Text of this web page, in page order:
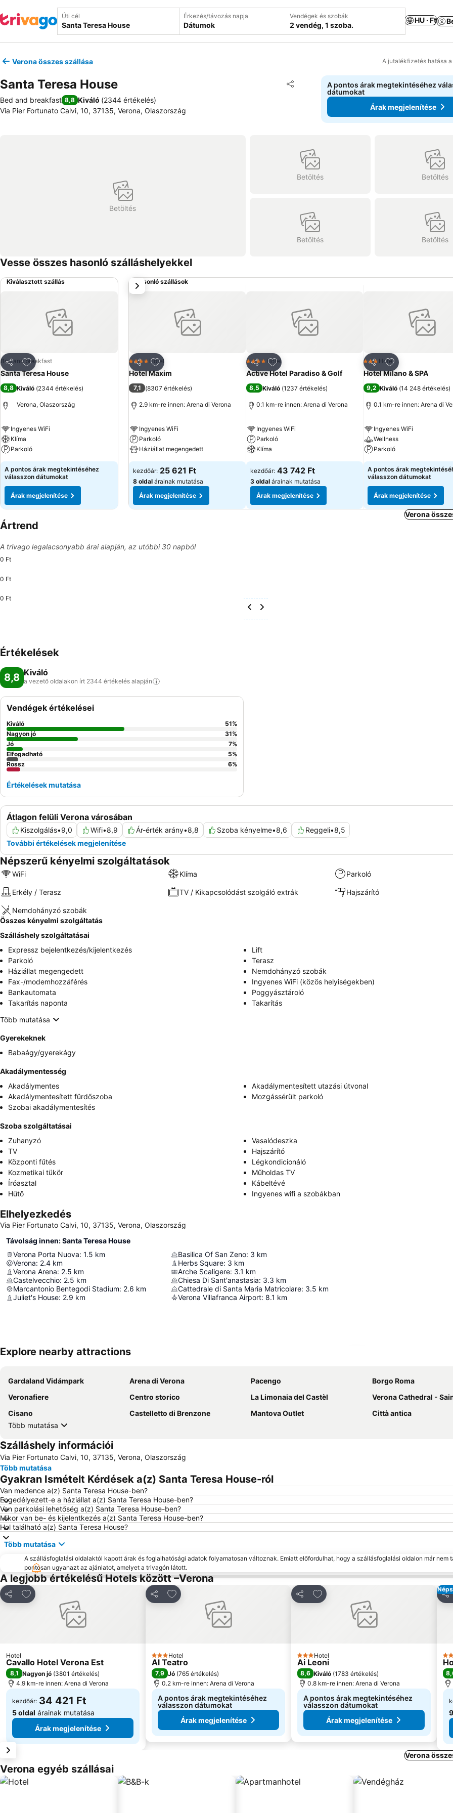
Úti cél Érkezés/távozás napja
Dátumok
Vendégek és szobák
2 vendég, 1 szoba.
HU · Ft
Verona összes szállása A jutalékfizetés hatása
Santa Teresa House Megosztás
Hozzáadás a kedvencekhez
Bed and breakfast 8,8 Kiváló (2344 értékelés)
Via Pier Fortunato Calvi, 10, 37135, Verona, Olaszország
A pontos árak megtekintéséhez
dátumokat
Árak megjelenítése
Betöltés
Betöltés Betöltés
Betöltés Betöltés
Vesse összes hasonló szálláshelyekkel
Kiválasztott szállás
Megosztás
Hozzáadás a kedvencekhez
Bed and breakfast
Santa Teresa House
8,8 Kiváló (2344 értékelés)
Verona, Olaszország
Ingyenes WiFi
Klíma
Parkoló
A pontos árak megtekintéséhez
válasszon dátumokat
Árak megjelenítése
Hasonló szállások
Megosztás
Hozzáadás a kedvencekhez
4 Kategória
Hotel
Hotel Maxim
7,1 (8307 értékelés)
2.9 km-re innen: Arena di Verona
Ingyenes WiFi
Parkoló
Háziállat megengedett
kezdőár: 25 621 Ft
8 oldal árainak mutatása
Árak megjelenítése
Megosztás
Hozzáadás a kedvencekhez
4 Kategória
Hotel
Active Hotel Paradiso & Golf
8,5 Kiváló (1237 értékelés)
0.1 km-re innen: Arena di Verona
Ingyenes WiFi
Parkoló
Klíma
kezdőár: 43 742 Ft
3 oldal árainak mutatása
Árak megjelenítése
Megosztás
Hozzáadás a
3 Kategória
Hotel
Hotel Milano & SPA
9,2 Kiváló (14 248 értékelés)
0.1 km-re innen: Arena di
Ingyenes WiFi
Wellness
Parkoló
A pontos árak
válasszon dátumokat
Árak megjelenítése
következő
Verona
Ártrend
A trivago legalacsonyabb árai alapján, az utóbbi 30 napból
0 Ft
0 Ft
0 Ft
Értékelések
8,8 Kiváló
a vezető oldalakon írt 2344 értékelés alapján
Átlagon felüli Verona városában
Kiszolgálás•9,0 Wifi•8,9 Ár-érték arány•8,8 Szoba kényelme•8,6 Reggeli•8,5
További értékelések megjelenítése
Vendégek értékelései
Kiváló 51%
Nagyon jó
31%
Jó
7%
Elfogadható
5%
Rossz
6%
Értékelések mutatása
Népszerű kényelmi szolgáltatások
WiFi Klíma Parkoló
Erkély / Terasz TV / Kikapcsolódást szolgáló extrák Hajszárító
Nemdohányzó szobák
Összes kényelmi szolgáltatás
Szálláshely szolgáltatásai
Expressz bejelentkezés/kijelentkezés
Lift
Parkoló
Terasz
Háziállat megengedett
Nemdohányzó szobák
Fax-/modemhozzáférés
Ingyenes WiFi (közös helyiségekben)
Bankautomata
Poggyásztároló
Takarítás naponta
Takarítás
Több mutatása
Gyerekeknek
Babaágy/gyerekágy
Akadálymentesség
Akadálymentes
Akadálymentesített utazási útvonal
Akadálymentesített fürdőszoba
Mozgássérült parkoló
Szobai akadálymentesítés
Szoba szolgáltatásai
Zuhanyzó
Vasalódeszka
TV
Hajszárító
Központi fűtés
Légkondicionáló
Kozmetikai tükör
Műholdas TV
Íróasztal
Kábeltévé
Hűtő
Ingyenes wifi a szobákban
Elhelyezkedés
Via Pier Fortunato Calvi, 10, 37135, Verona, Olaszország
Távolság innen: Santa Teresa House
Verona Porta Nuova: 1.5 km
Verona: 2.4 km
Verona Arena: 2.5 km
Castelvecchio: 2.5 km
Marcantonio Bentegodi Stadium: 2.6 km
Juliet's House: 2.9 km
Basilica Of San Zeno: 3 km
Herbs Square: 3 km
Arche Scaligere: 3.1 km
Chiesa Di Sant'anastasia: 3.3 km
Cattedrale di Santa Maria Matricolare: 3.5 km
Verona Villafranca Airport: 8.1 km
Explore nearby attractions
Gardaland Vidámpark Arena di Verona Pacengo
Borgo Roma
Veronafiere
Centro storico La Limonaia del Castèl
Verona Cathedral - Saint Mary
Cisano
Castelletto di Brenzone Mantova Outlet
Città antica
Több mutatása
Szálláshely információi
Via Pier Fortunato Calvi, 10, 37135, Verona, Olaszország
Több mutatása
Gyakran Ismételt Kérdések a(z) Santa Teresa House-ról
Van medence a(z) Santa Teresa House-ben?
Engedélyezett-e a háziállat a(z) Santa Teresa House-ben?
Van parkolási lehetőség a(z) Santa Teresa House-ben?
Mikor van be- és kijelentkezés a(z) Santa Teresa House-ben?
Hol található a(z) Santa Teresa House?
Több mutatása
A szállásfoglalási oldalaktól kapott árak és foglalhatósági adatok folyamatosan változnak. Emiatt előfordulhat, hogy a szállásfoglalási oldalon már nem
pontosan ugyanazt az ajánlatot, amelyet a trivagón látott.
A legjobb értékelésű Hotels között –Verona
Megosztás
Hozzáadás a kedvencekhez
Hotel
Cavallo Hotel Verona Est
8,1 Nagyon jó (3801 értékelés)
4.9 km-re innen: Arena di Verona
kezdőár: 34 421 Ft
5 oldal árainak mutatása
Árak megjelenítése
Megosztás
Hozzáadás a kedvencekhez
3 Kategória
Hotel
Al Teatro
7,9 Jó (765 értékelés)
0.2 km-re innen: Arena di Verona
A pontos árak megtekintéséhez
válasszon dátumokat
Árak megjelenítése
Megosztás
Hozzáadás a kedvencekhez
3 Kategória
Hotel
Ai Leoni
8,6 Kiváló (1783 értékelés)
0.8 km-re innen: Arena di Verona
A pontos árak megtekintéséhez
válasszon dátumokat
Árak megjelenítése
4
Verona
Verona egyéb szállásai